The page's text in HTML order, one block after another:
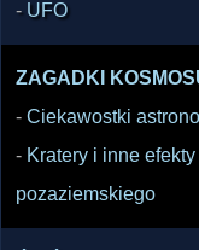
- UFO
ZAGADKI
- Ciekawostki
- Kratery i inne
pozaziemskiego